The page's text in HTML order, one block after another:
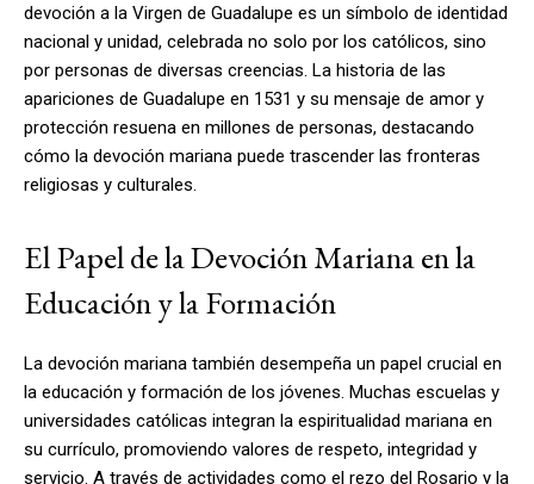
devoción a la Virgen de Guadalupe es un símbolo de identidad
nacional y unidad, celebrada no solo por los católicos, sino
por personas de diversas creencias. La historia de las
apariciones de Guadalupe en 1531 y su mensaje de amor y
protección resuena en millones de personas, destacando
cómo la devoción mariana puede trascender las fronteras
religiosas y culturales.
El Papel de la Devoción Mariana en la
Educación y la Formación
La devoción mariana también desempeña un papel crucial en
la educación y formación de los jóvenes. Muchas escuelas y
universidades católicas integran la espiritualidad mariana en
su currículo, promoviendo valores de respeto, integridad y
servicio. A través de actividades como el rezo del Rosario y la